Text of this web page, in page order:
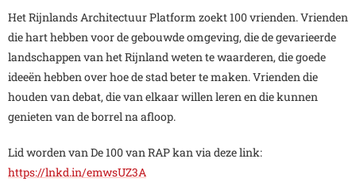
Het Rijnlands Architectuur Platform zoekt 100 vrienden. Vrienden
die hart hebben voor de gebouwde omgeving, die de gevarieerde
landschappen van het Rijnland weten te waarderen, die goede
ideeën hebben over hoe de stad beter te maken. Vrienden die
houden van debat, die van elkaar willen leren en die kunnen
genieten van de borrel na afloop.
Lid worden van De 100 van RAP kan via deze link:
https://lnkd.in/emwsUZ3A